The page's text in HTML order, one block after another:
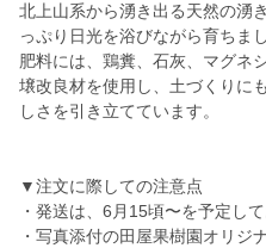
北上山系から湧き出る天然の湧
っぷり日光を浴びながら育ちまし
肥料には、鶏糞、石灰、マグネ
壌改良材を使用し、土づくりに
しさを引き立てています。
▼注文に際しての注意点
・発送は、6月15頃〜を予定して
・写真添付の田屋果樹園オリジ